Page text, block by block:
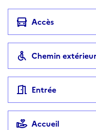
Accès
Chemin extérieur
Entrée
Accueil